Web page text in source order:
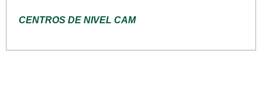
CENTROS DE NIVEL CAM